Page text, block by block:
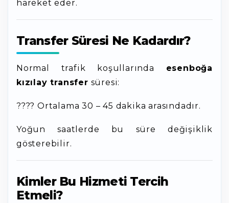
hareket eder.
Transfer Süresi Ne Kadardır?
Normal trafik koşullarında esenboğa
kızılay transfer süresi:
???? Ortalama 30 – 45 dakika arasındadır.
Yoğun saatlerde bu süre değişiklik
gösterebilir.
Kimler Bu Hizmeti Tercih
Etmeli?